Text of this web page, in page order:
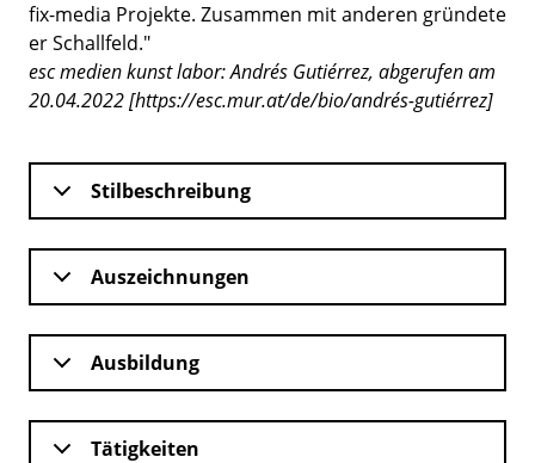
fix-media Projekte. Zusammen mit anderen gründete
er Schallfeld."
esc medien kunst labor: Andrés Gutiérrez, abgerufen am
20.04.2022 [https://esc.mur.at/de/bio/andrés-gutiérrez]
Stilbeschreibung
Auszeichnungen
Ausbildung
Tätigkeiten